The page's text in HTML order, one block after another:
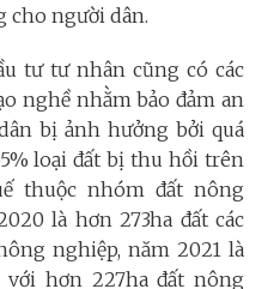
cho người dân.
tư tư nhân cũng có các
nghề nhằm bảo đảm an
bị ảnh hưởng bởi quá
loại đất bị thu hồi trên
thuộc nhóm đất nông
là hơn 273ha đất các
nghiệp, năm 2021 là
với hơn 227ha đất nông